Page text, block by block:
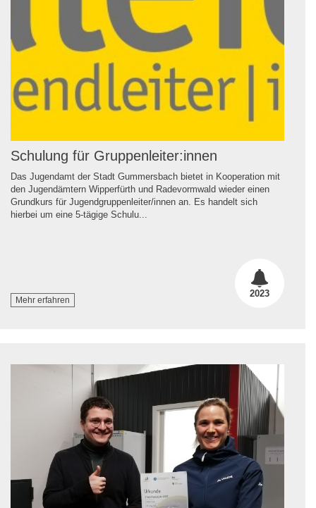
Schulung für Gruppenleiter:innen
Das Jugendamt der Stadt Gummersbach bietet in Kooperation mit
den Jugendämtern Wipperfürth und Radevormwald wieder einen
Grundkurs für Jugendgruppenleiter/innen an. Es handelt sich
hierbei um eine 5-tägige Schulu...
Mehr erfahren
2023